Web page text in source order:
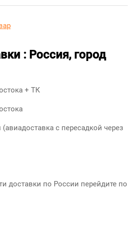
: Россия, город
+ ТК
с пересадкой через
доставки по России перейдите по